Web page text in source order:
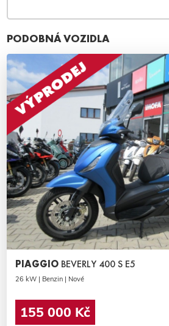
PODOBNÁ VOZIDLA
PIAGGIO BEVERLY 400 S E5
26 kW | Benzin | Nové
155 000 Kč